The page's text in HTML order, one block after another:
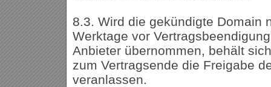
8.3. Wird die gekündigte Domain
Werktage vor
Anbieter übernommen, behält
zum Vertragsende die Freigabe
veranlassen.